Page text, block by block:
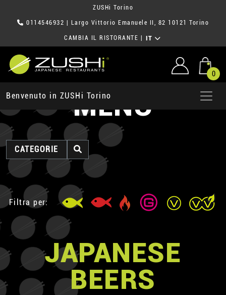
ZUSHi Torino
0114546932 | Largo Vittorio Emanuele II, 82 10121 Torino
CAMBIA IL RISTORANTE IT
0
Benvenuto in ZUSHi TorinoMENU
CATEGORIE
Filtra per:
JAPANESE
BEERS